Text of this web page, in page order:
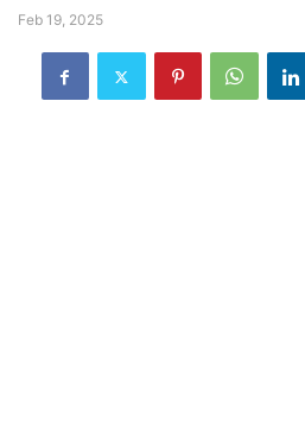
Feb 19, 2025